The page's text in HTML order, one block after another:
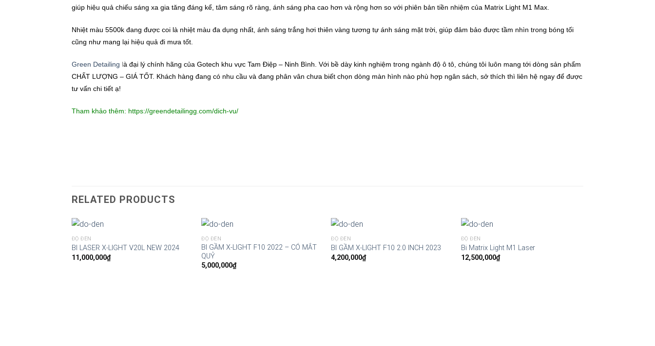
giúp hiệu quả chiếu sáng xa gia tăng đáng kể, tâm sáng rõ ràng, ánh sáng pha cao hơn và rộng hơn so với phiên bản tiền nhiệm của Matrix Light M1 Max.
Nhiệt màu 5500k đang được coi là nhiệt màu đa dụng nhất, ánh sáng trắng hơi thiên vàng tương tự ánh sáng mặt trời, giúp đảm bảo được tầm nhìn trong bóng tối
cũng như mang lại hiệu quả đi mưa tốt.
Green Detailing à đại lý chính hãng của Gotech khu vực Tam Điệp – Ninh Bình. Với bề dày kinh nghiệm trong ngành độ ô tô, chúng tôi luôn mang tới dòng sản phẩm
CHẤT LƯỢNG – GIÁ TỐT. Khách hàng đang có nhu cầu và đang phân vân chưa biết chọn dòng màn hình nào phù hợp ngân sách, sở thích thì liên hệ ngay để được
tư vấn chi tiết ạ!
Tham khảo thêm: https://greendetailingg.com/dich-vu/
RELATED PRODUCTS
ĐỘ ĐÈN
BI LASER X-LIGHT V20L NEW 2024
11,000,000₫
ĐỘ ĐÈN
BI GẦM X-LIGHT F10 2022 – CÓ MẮT
QUỶ
5,000,000₫
ĐỘ ĐÈN
BI GẦM X-LIGHT F10 2.0 INCH 2023
4,200,000₫
ĐỘ ĐÈN
Bi Matrix Light M1 Laser
12,500,000₫